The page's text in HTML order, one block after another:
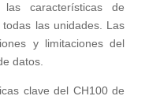
las características de
las unidades. Las
y limitaciones del
datos.
clave del CH100 de